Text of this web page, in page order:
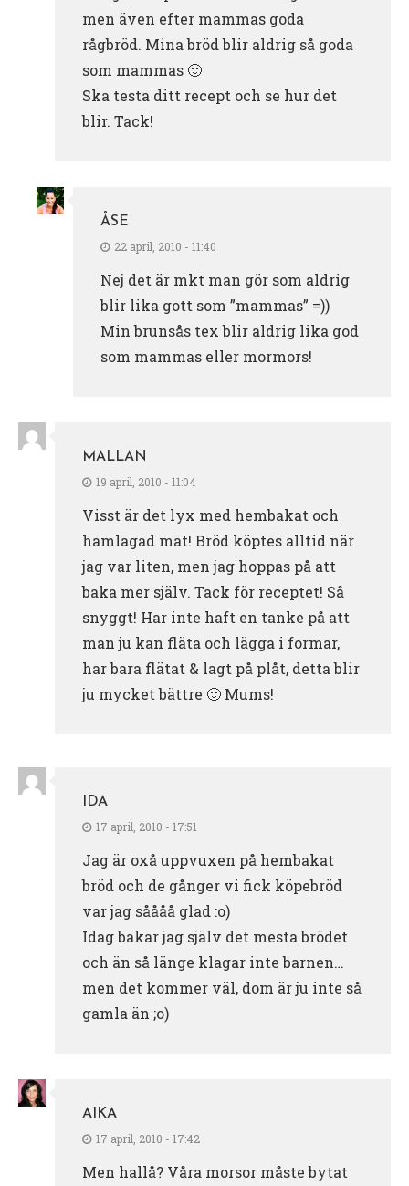
men även efter mammas goda
rågbröd. Mina bröd blir aldrig så goda
som mammas 🙂
Ska testa ditt recept och se hur det
blir. Tack!
ÅSE
22 april, 2010 - 11:40
Nej det är mkt man gör som aldrig
blir lika gott som ”mammas” =))
Min brunsås tex blir aldrig lika god
som mammas eller mormors!
MALLAN
19 april, 2010 - 11:04
Visst är det lyx med hembakat och
hamlagad mat! Bröd köptes alltid när
jag var liten, men jag hoppas på att
baka mer själv. Tack för receptet! Så
snyggt! Har inte haft en tanke på att
man ju kan fläta och lägga i formar,
har bara flätat & lagt på plåt, detta blir
ju mycket bättre 🙂 Mums!
IDA
17 april, 2010 - 17:51
Jag är oxå uppvuxen på hembakat
bröd och de gånger vi fick köpebröd
var jag såååå glad :o)
Idag bakar jag själv det mesta brödet
och än så länge klagar inte barnen…
men det kommer väl, dom är ju inte så
gamla än ;o)
AIKA
17 april, 2010 - 17:42
Men hallå? Våra morsor måste bytat